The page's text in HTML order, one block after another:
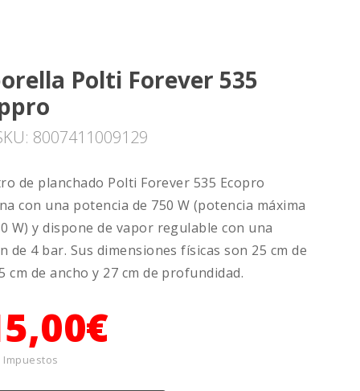
Polti Forever 535
8007411009129
de planchado Polti Forever 535 Ecopro
con una potencia de 750 W (potencia máxima
W) y dispone de vapor regulable con una
de 4 bar. Sus dimensiones físicas son 25 cm de
cm de ancho y 27 cm de profundidad.
Impuestos